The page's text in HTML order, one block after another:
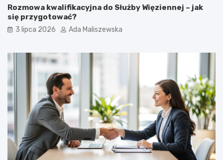
Rozmowa kwalifikacyjna do Służby Więziennej – jak
się przygotować?
3 lipca 2026 Ada Maliszewska